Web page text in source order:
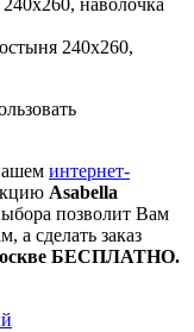
наволочка
240х260,
интернет-
Asabella
позволит Вам
а сделать заказ
БЕСПЛАТНО.